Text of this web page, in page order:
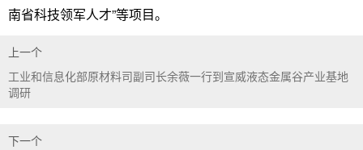
南省科技领军人才”等项目。
上一个
工业和信息化部原材料司副司长余薇一行到宣威液态金属谷产业基地
调研
下一个